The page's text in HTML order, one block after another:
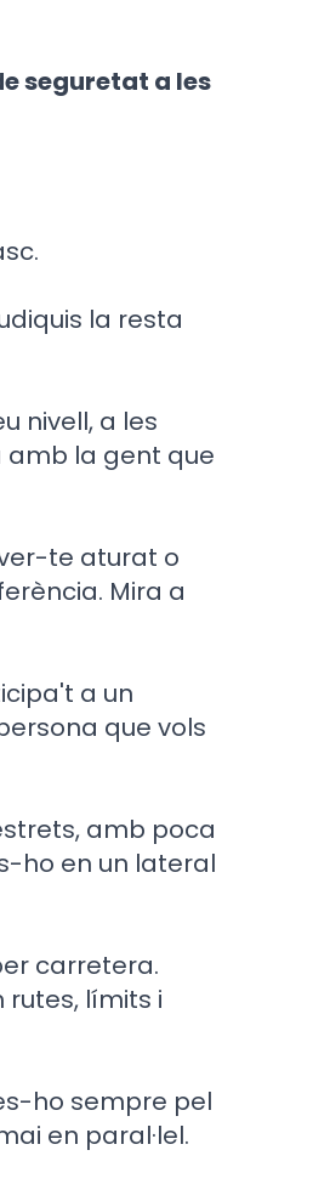
seguretat a les
la resta
nivell, a les
amb la gent que
te aturat o
Mira a
a un
que vols
amb poca
ho en un lateral
carretera.
rutes, límits i
ho sempre pel
en paral·lel.